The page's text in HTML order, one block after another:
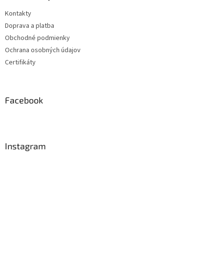
Kontakty
Doprava a platba
Obchodné podmienky
Ochrana osobných údajov
Certifikáty
Facebook
Instagram